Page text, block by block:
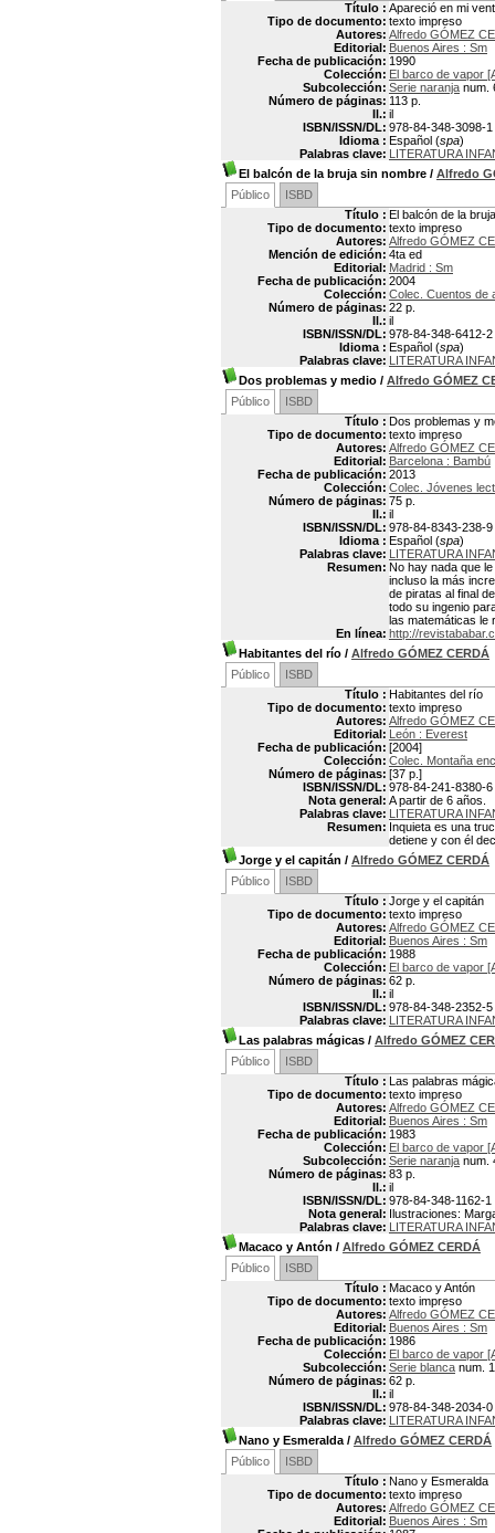
Título : Apareció en mi
Tipo de documento: texto impreso
Autores: Alfredo GÓMEZ
Editorial: Buenos Aires : Sm
Fecha de publicación: 1990
Colección: El barco de vapor
Subcolección: Serie naranja num.
Número de páginas: 113 p.
Il.: il
ISBN/ISSN/DL: 978-84-348-3098-1
Idioma : Español (spa)
Palabras clave: LITERATURA
El balcón de la bruja sin nombre / Alfredo
Público
ISBD
Título : El balcón de la
Tipo de documento: texto impreso
Autores: Alfredo GÓMEZ
Mención de edición: 4ta ed
Editorial: Madrid : Sm
Fecha de publicación: 2004
Colección: Colec. Cuentos de
Número de páginas: 22 p.
Il.: il
ISBN/ISSN/DL: 978-84-348-6412-2
Idioma : Español (spa)
Palabras clave: LITERATURA
Dos problemas y medio / Alfredo GÓMEZ
Público
ISBD
Título : Dos problemas y
Tipo de documento: texto impreso
Autores: Alfredo GÓMEZ
Editorial: Barcelona : Bambú
Fecha de publicación: 2013
Colección: Colec. Jóvenes
Número de páginas: 75 p.
Il.: il
ISBN/ISSN/DL: 978-84-8343-238-9
Idioma : Español (spa)
Palabras clave: LITERATURA
Resumen: No hay nada que
incluso la más
de piratas al final
todo su ingenio
las matemáticas le
En línea: http://
Habitantes del río / Alfredo GÓMEZ CERDÁ
Público
ISBD
Título : Habitantes del río
Tipo de documento: texto impreso
Autores: Alfredo GÓMEZ
Editorial: León : Everest
Fecha de publicación: [2004]
Colección: Colec. Montaña
Número de páginas: [37 p.]
ISBN/ISSN/DL: 978-84-241-8380-6
Nota general: A partir de 6 años.
Palabras clave: LITERATURA
Resumen: Inquieta es una
detiene y con él
Jorge y el capitán / Alfredo GÓMEZ CERDÁ
Público
ISBD
Título : Jorge y el capitán
Tipo de documento: texto impreso
Autores: Alfredo GÓMEZ
Editorial: Buenos Aires : Sm
Fecha de publicación: 1988
Colección: El barco de vapor
Número de páginas: 62 p.
Il.: il
ISBN/ISSN/DL: 978-84-348-2352-5
Palabras clave: LITERATURA
Las palabras mágicas / Alfredo GÓMEZ
Público
ISBD
Título : Las palabras
Tipo de documento: texto impreso
Autores: Alfredo GÓMEZ
Editorial: Buenos Aires : Sm
Fecha de publicación: 1983
Colección: El barco de vapor
Subcolección: Serie naranja num.
Número de páginas: 83 p.
Il.: il
ISBN/ISSN/DL: 978-84-348-1162-1
Nota general: Ilustraciones:
Palabras clave: LITERATURA
Macaco y Antón / Alfredo GÓMEZ CERDÁ
Público
ISBD
Título : Macaco y Antón
Tipo de documento: texto impreso
Autores: Alfredo GÓMEZ
Editorial: Buenos Aires : Sm
Fecha de publicación: 1986
Colección: El barco de vapor
Subcolección: Serie blanca num.
Número de páginas: 62 p.
Il.: il
ISBN/ISSN/DL: 978-84-348-2034-0
Palabras clave: LITERATURA
Nano y Esmeralda / Alfredo GÓMEZ CERDÁ
Público
ISBD
Título : Nano y Esmeralda
Tipo de documento: texto impreso
Autores: Alfredo GÓMEZ
Editorial: Buenos Aires : Sm